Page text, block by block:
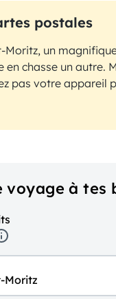
postales
Moritz, un
chasse un autre.
pas votre appareil
voyage à tes
Moritz